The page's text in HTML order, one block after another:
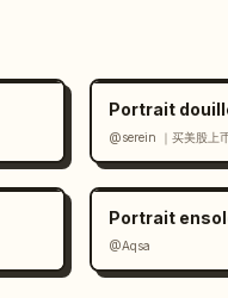
Portrait
@serein ｜买美股上
Portrait
@Aqsa